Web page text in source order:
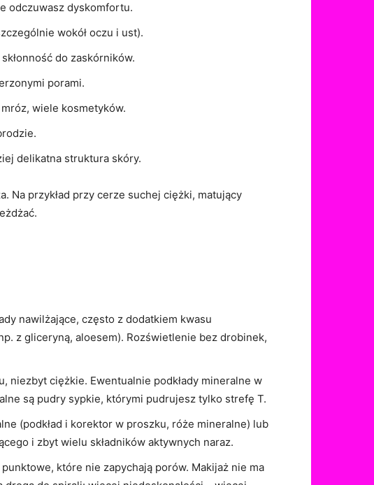
odczuwasz dyskomfortu.
wokół oczu i ust).
do zaskórników.
porami.
wiele kosmetyków.
delikatna struktura skóry.
Na przykład przy cerze suchej ciężki, matujący
nawilżające, często z dodatkiem kwasu
z gliceryną, aloesem). Rozświetlenie bez drobinek,
niezbyt ciężkie. Ewentualnie podkłady mineralne w
są pudry sypkie, którymi pudrujesz tylko strefę T.
(podkład i korektor w proszku, róże mineralne) lub
i zbyt wielu składników aktywnych naraz.
które nie zapychają porów. Makijaż nie ma